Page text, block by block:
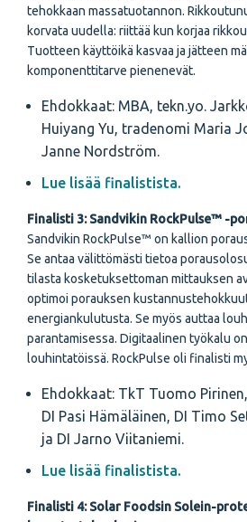
tehokkaan massatuotannon.
korvata uudella: riittää kun korjaa
Tuotteen käyttöikä kasvaa ja jätteen
komponenttitarve pienenevät.
Ehdokkaat: MBA, tekn.yo.
Huiyang Yu, tradenomi Maria
Janne Nordström.
Lue lisää finalistista.
Finalisti 3: Sandvikin RockPulse™ -
Sandvikin RockPulse™ on kallion
Se antaa välittömästi tietoa
tilasta kosketuksettoman mittauksen
optimoi porauksen
energiankulutusta. Se myös auttaa
parantamisessa. Digitaalinen työkalu
louhintatöissä. RockPulse oli finalisti
Ehdokkaat: TkT Tuomo
DI Pasi Hämäläinen, DI Timo
ja DI Jarno Viitaniemi.
Lue lisää finalistista.
Finalisti 4: Solar Foodsin Solein-